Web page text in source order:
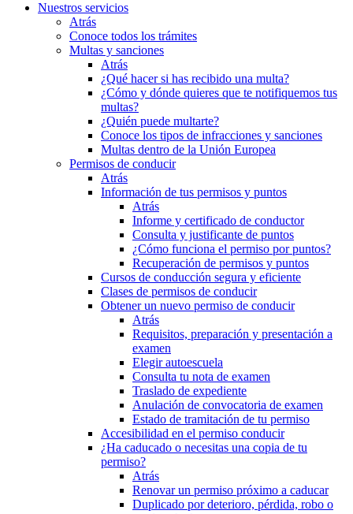
Nuestros servicios
Atrás
Conoce todos los trámites
Multas y sanciones
Atrás
¿Qué hacer si has recibido una multa?
¿Cómo y dónde quieres que te notifiquemos tus
multas?
¿Quién puede multarte?
Conoce los tipos de infracciones y sanciones
Multas dentro de la Unión Europea
Permisos de conducir
Atrás
Información de tus permisos y puntos
Atrás
Informe y certificado de conductor
Consulta y justificante de puntos
¿Cómo funciona el permiso por puntos?
Recuperación de permisos y puntos
Cursos de conducción segura y eficiente
Clases de permisos de conducir
Obtener un nuevo permiso de conducir
Atrás
Requisitos, preparación y presentación a
examen
Elegir autoescuela
Consulta tu nota de examen
Traslado de expediente
Anulación de convocatoria de examen
Estado de tramitación de tu permiso
Accesibilidad en el permiso conducir
¿Ha caducado o necesitas una copia de tu
permiso?
Atrás
Renovar un permiso próximo a caducar
Duplicado por deterioro, pérdida, robo o